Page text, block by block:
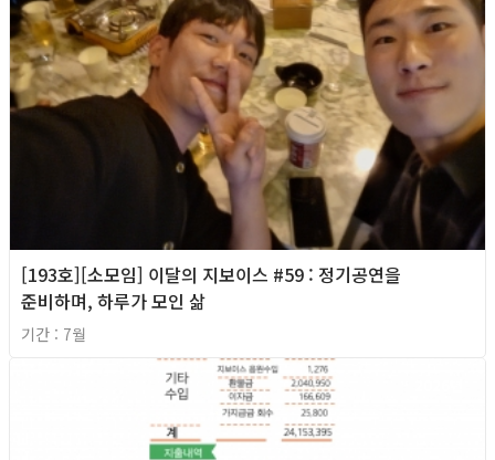
[193호][소모임] 이달의 지보이스 #59 : 정기공연을
준비하며, 하루가 모인 삶
기간 : 7월